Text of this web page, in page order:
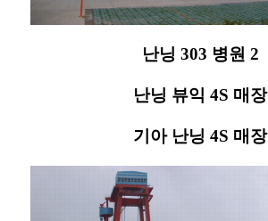
난닝 303 병원 2
난닝 뷰익 4S 매장
기아 난닝 4S 매장